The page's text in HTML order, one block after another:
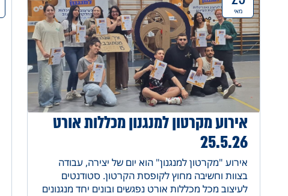
מאי
אירוע מקרטון למנגנון מכללות אורט
25.5.26
אירוע "מקרטון למנגנון" הוא יום של יצירה, עבודה
בצוות וחשיבה מחוץ לקופסת הקרטון. סטודנטים
לעיצוב מכל מכללות אורט נפגשים ובונים יחד מנגנונים